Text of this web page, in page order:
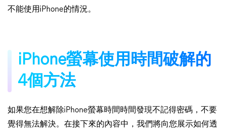
不能使用iPhone的情況。
iPhone螢幕使用時間破解的
4個方法
如果您在想解除iPhone螢幕時間時間發現不記得密碼，不要
覺得無法解決。在接下來的內容中，我們將向您展示如何透